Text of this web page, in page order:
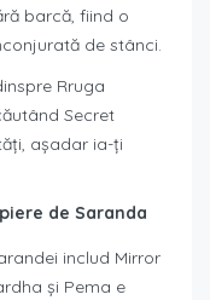
barcă, fiind o
de stânci.
Rruga
Secret
așadar ia-ți
de Saranda
includ Mirror
și Pema e